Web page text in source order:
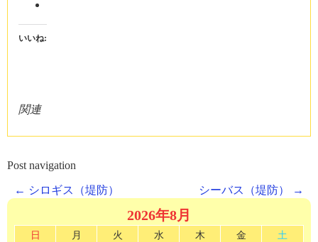
いいね:
関連
Post navigation
← シロギス（堤防） シーバス（堤防） →
2026年8月
日 月 火 水 木 金
土